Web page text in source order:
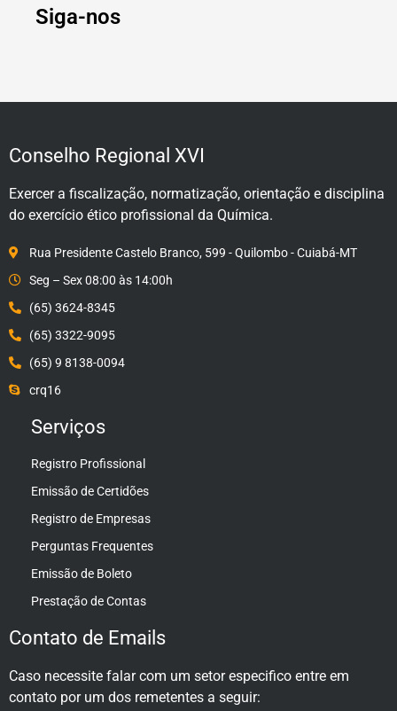
Siga-nos
Conselho Regional XVI
Exercer a fiscalização, normatização, orientação e disciplina
do exercício ético profissional da Química.
Rua Presidente Castelo Branco, 599 - Quilombo - Cuiabá-MT
Seg – Sex 08:00 às 14:00h
(65) 3624-8345
(65) 3322-9095
(65) 9 8138-0094
crq16
Serviços
Registro Profissional
Emissão de Certidões
Registro de Empresas
Perguntas Frequentes
Emissão de Boleto
Prestação de Contas
Contato de Emails
Caso necessite falar com um setor especifico entre em
contato por um dos remetentes a seguir: